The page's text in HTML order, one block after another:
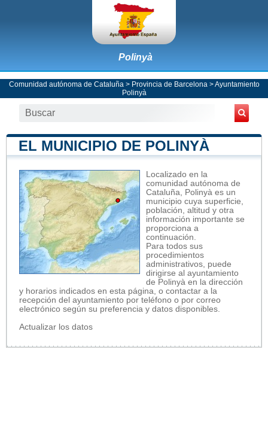
Polinyà
Comunidad autónoma de Cataluña > Provincia de Barcelona >Ayuntamiento
Polinyà
EL MUNICIPIO DE POLINYÀ
Localizado en la
comunidad autónoma de
Cataluña, Polinyà es un
municipio cuya superficie,
población, altitud y otra
información importante se
proporciona a
continuación.
Para todos sus
procedimientos
administrativos, puede
dirigirse al ayuntamiento
de Polinyà en la dirección
y horarios indicados en esta página, o contactar a la
recepción del ayuntamiento por teléfono o por correo
electrónico según su preferencia y datos disponibles.
Actualizar los datos